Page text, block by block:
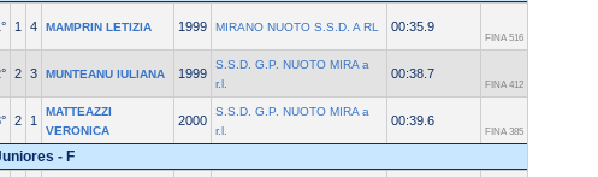
1 4 MAMPRIN LETIZIA 1999 MIRANO NUOTO S.S.D. A RL 00:35.9
FINA 516
2 3 MUNTEANU IULIANA 1999
S.S.D. G.P. NUOTO MIRA a
r.l.
00:38.7
FINA 412
2 1
MATTEAZZI
VERONICA
2000
S.S.D. G.P. NUOTO MIRA a
r.l.
00:39.6
FINA 385
- F